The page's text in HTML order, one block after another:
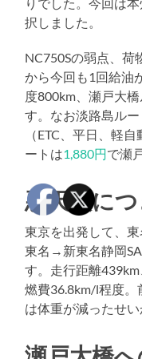
りでした。今回は
択しました。
NC750Sの弱点、荷
から今回も1回給油
度800km、瀬戸大
す。なお淡路島ル
（ETC、平日、軽
ートは1,880円で瀬
悪天候に
東京を出発して、
東名→新東名静岡
す。走行距離
燃費36.8km/l程度
は体重が減ったせ